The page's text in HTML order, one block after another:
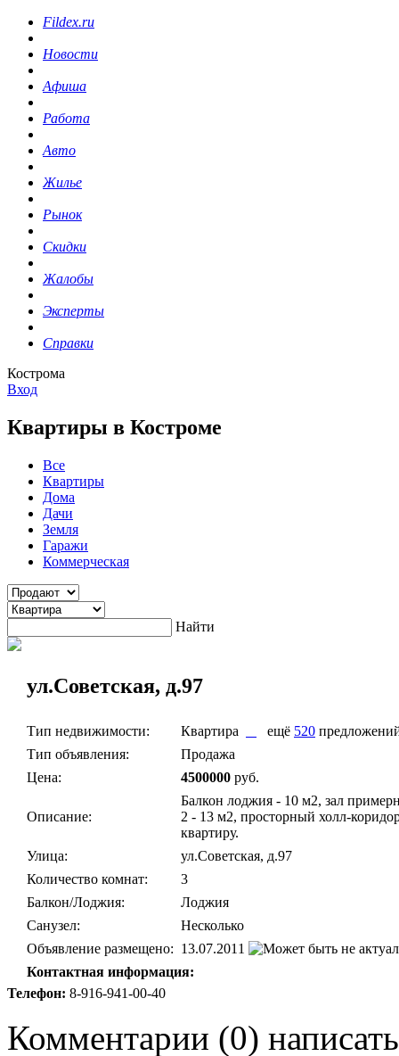
Fildex.ru
Новости
Афиша
Работа
Авто
Жилье
Рынок
Скидки
Жалобы
Эксперты
Справки
Кострома
Вход
Квартиры в Костроме
Все
Квартиры
Дома
Дачи
Земля
Гаражи
Коммерческая
Найти
ул.Советская, д.97
Тип недвижимости: Квартира ещё 520
Тип объявления:
Продажа
Цена:
4500000 руб.
Описание:
Балкон лоджия - 10 м2, зал
2 - 13 м2, просторный холл-
квартиру.
Улица:
ул.Советская, д.97
Количество комнат:
3
Балкон/Лоджия:
Лоджия
Санузел:
Несколько
Объявление размещено: 13.07.2011
Контактная информация:
Телефон: 8-916-941-00-40
Комментарии (0) написать